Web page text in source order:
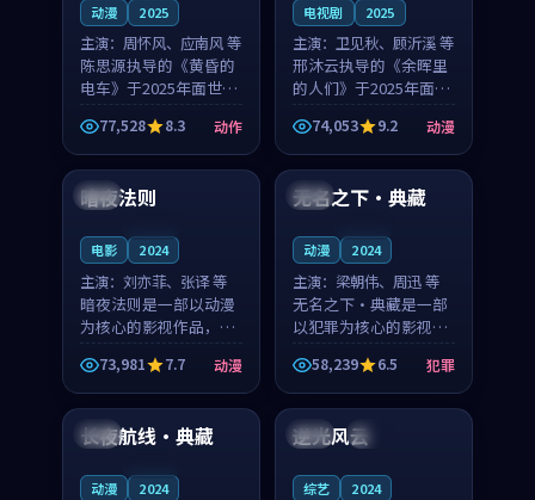
动漫 2025
主演： 周怀风、应南风 等
陈思源执导的《黄昏的
电车》于2025年面世，
日本的城市气质与渔村
故事的人物心境共同构
筑了影片基调。周怀
风、应南风用细腻的表
演撑起整部动作电影，
77,528 8.3 动作
电视剧 2025
主演： 卫见秋、顾沂溪 等
邢沐云执导的《余晖里
的人们》于2025年面
世，泰国的城市气质与
小镇生活的人物心境共
同构筑了影片基调。卫
见秋、顾沂溪用细腻的
表演撑起整部动漫电
74,053 9.2 动漫
美国
暗夜法则
电影 2024
主演： 刘亦菲、张译 等
暗夜法则是一部以动漫
为核心的影视作品，围
绕危机、反转与人物成
长展开，整体节奏紧
凑，值得推荐观看。
73,981 7.7 动漫
中国
无名之下·典藏
动漫 2024
主演： 梁朝伟、周迅 等
无名之下·典藏是一部
以犯罪为核心的影视作
品，围绕危机、反转与
人物成长展开，整体节
奏紧凑，值得推荐观
看。
58,239 6.5 犯罪
日本
长夜航线·典藏
动漫 2024
中国 高分
逆光风云
综艺 2024